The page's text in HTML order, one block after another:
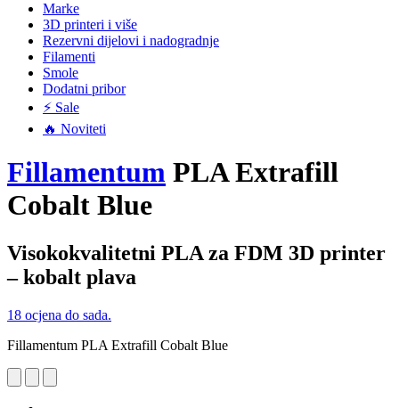
Marke
3D printeri i više
Rezervni dijelovi i nadogradnje
Filamenti
Smole
Dodatni pribor
⚡ Sale
🔥 Noviteti
Fillamentum PLA Extrafill
Cobalt Blue
Visokokvalitetni PLA za FDM 3D printer
– kobalt plava
18 ocjena do sada.
Fillamentum PLA Extrafill Cobalt Blue